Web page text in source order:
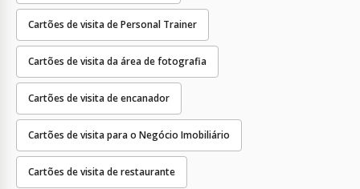
Cartões de visita de Personal Trainer
Cartões de visita da área de fotografia
Cartões de visita de encanador
Cartões de visita para o Negócio Imobiliário
Cartões de visita de restaurante